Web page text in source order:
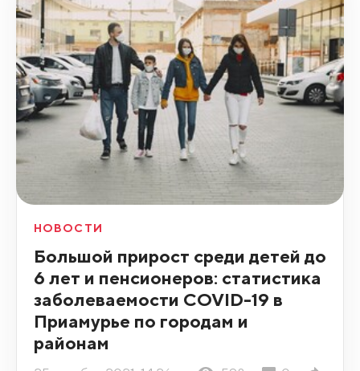
НОВОСТИ
Большой прирост среди детей до
6 лет и пенсионеров: статистика
заболеваемости COVID-19 в
Приамурье по городам и
районам